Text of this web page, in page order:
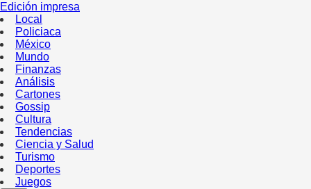
Edición impresa
Local
Policiaca
México
Mundo
Finanzas
Análisis
Cartones
Gossip
Cultura
Tendencias
Ciencia y Salud
Turismo
Deportes
Juegos